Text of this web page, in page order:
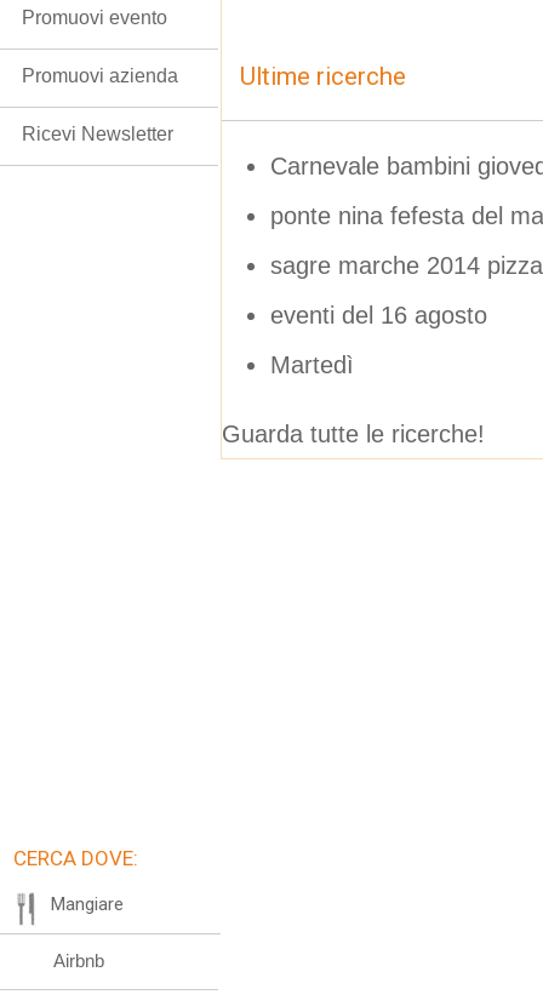
Ultime ricerche
Carnevale bambini
ponte nina fefesta del
sagre marche 2014 pizza
eventi del 16 agosto
Martedì
Guarda tutte le ricerche!
Promuovi evento
Promuovi azienda
Ricevi Newsletter
CERCA DOVE:
Mangiare
Airbnb